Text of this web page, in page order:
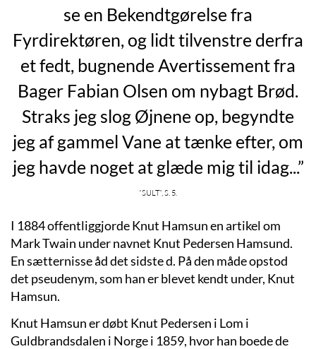
se en Bekendtgørelse fra
Fyrdirektøren, og lidt tilvenstre derfra
et fedt, bugnende Avertissement fra
Bager Fabian Olsen om nybagt Brød.
Straks jeg slog Øjnene op, begyndte
jeg af gammel Vane at tænke efter, om
jeg havde noget at glæde mig til idag...”
“Sult”, s. 5.
I 1884 offentliggjorde Knut Hamsun en artikel om
Mark Twain under navnet Knut Pedersen Hamsund.
En sætternisse åd det sidste d. På den måde opstod
det pseudenym, som han er blevet kendt under, Knut
Hamsun.
Knut Hamsun er døbt Knut Pedersen i Lom i
Guldbrandsdalen i Norge i 1859, hvor han boede de